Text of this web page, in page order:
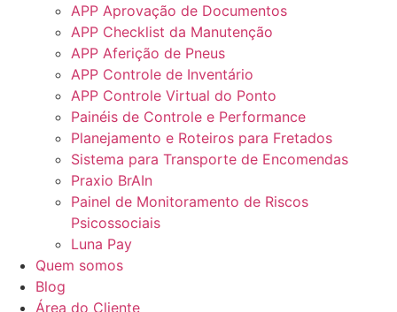
APP Aprovação de Documentos
APP Checklist da Manutenção
APP Aferição de Pneus
APP Controle de Inventário
APP Controle Virtual do Ponto
Painéis de Controle e Performance
Planejamento e Roteiros para Fretados
Sistema para Transporte de Encomendas
Praxio BrAIn
Painel de Monitoramento de Riscos
Psicossociais
Luna Pay
Quem somos
Blog
Área do Cliente